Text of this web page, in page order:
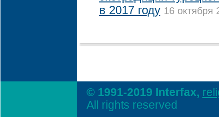
в 2017 году 16 октября
© 1991-2019 Interfax,
All rights reserved